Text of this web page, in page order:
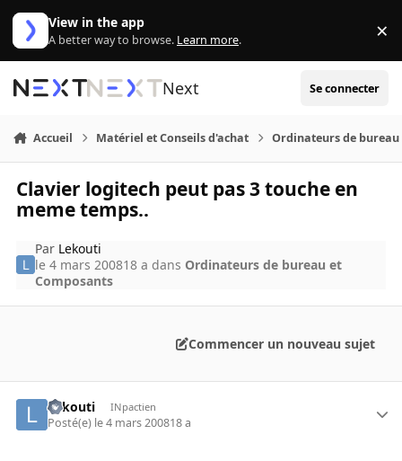
Aller au contenu
View in the app
A better way to browse. Learn more. ×
Next Se connecter
Accueil Matériel et Conseils d'achat Ordinateurs de bureau
Clavier logitech peut pas 3 touche en
meme temps..
Par Lekouti
le 4 mars 200818 a dans Ordinateurs de bureau et
Composants
Commencer un nouveau sujet
Lekouti INpactien
Posté(e) le 4 mars 200818 a